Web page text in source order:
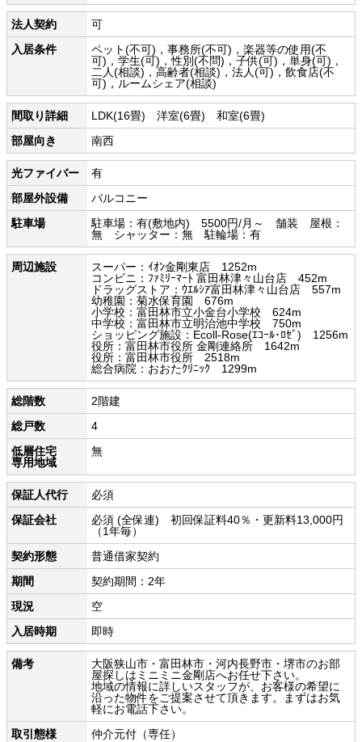
法人契約
可
入居条件
ペット(不可)，事務所(不可)，楽器等の使用(不
可)，学生(可)，性別(不問)，子供(可)，単身(可)，
二人(相談)，高齢者(相談)，法人(可)，飲食店(不
可)，ルームシェア(相談)
間取り詳細
LDK(16畳) 洋室(6畳) 和室(6畳)
部屋向き
南西
光ファイバー
有
部屋外設備
バルコニー
駐車場
駐車場：有(敷地内) 5500円/月～ 舗装 屋根：
無 シャッター：無 駐輪場：有
周辺施設
スーパー：ｲｵﾝ金剛東店 1252m
コンビニ：ﾌｧﾐﾘｰﾏｰﾄ 富田林津々山台店 452m
ドラッグストア：ｳｴﾙｼｱ富田林津々山台店 557m
幼稚園：菊水保育園 676m
小学校：富田林市立小金台小学校 624m
中学校：富田林市立明治池中学校 750m
ショッピング施設：Ecoll-Rose(ｴｺｰﾙ･ﾛｾﾞ) 1256m
役所：富田林市役所 金剛連絡所 1642m
役所：富田林市役所 2518m
総合病院：おおたｸﾘﾆｯｸ 1299m
総階数
2階建
総戸数
4
低層住宅
専用地域
無
保証人代行
必須
保証会社
必須 (全保連) 初回保証料40％・更新料13,000円
（1年毎）
契約形態
普通借家契約
期間
契約期間：2年
現況
空
入居時期
即時
備考
大阪狭山市・富田林市・河内長野市・堺市のお部
屋探しはミニミニ金剛店へお任せ下さい。
地域の情報に詳しいスタッフが、お客様の希望に
沿った物件をご提案させて頂きます。まずはお気
軽にお電話下さい。
取引態様
仲介元付（専任）